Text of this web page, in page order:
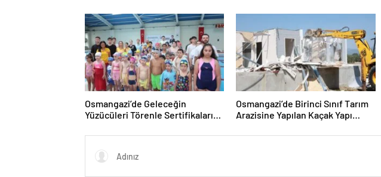
Osmangazi’de Geleceğin
Yüzücüleri Törenle Sertifikalarını
Osmangazi’de Birinci Sınıf Tarım
Arazisine Yapılan Kaçak Yapı